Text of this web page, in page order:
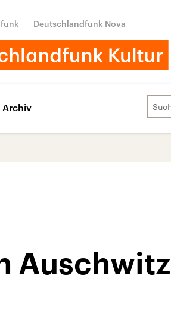
Deutschlandfunk Nova
Archiv